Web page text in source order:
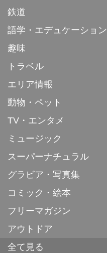
鉄道
語学・エデュケーション
趣味
トラベル
エリア情報
動物・ペット
TV・エンタメ
ミュージック
スーパーナチュラル
グラビア・写真集
コミック・絵本
フリーマガジン
アウトドア
全て見る